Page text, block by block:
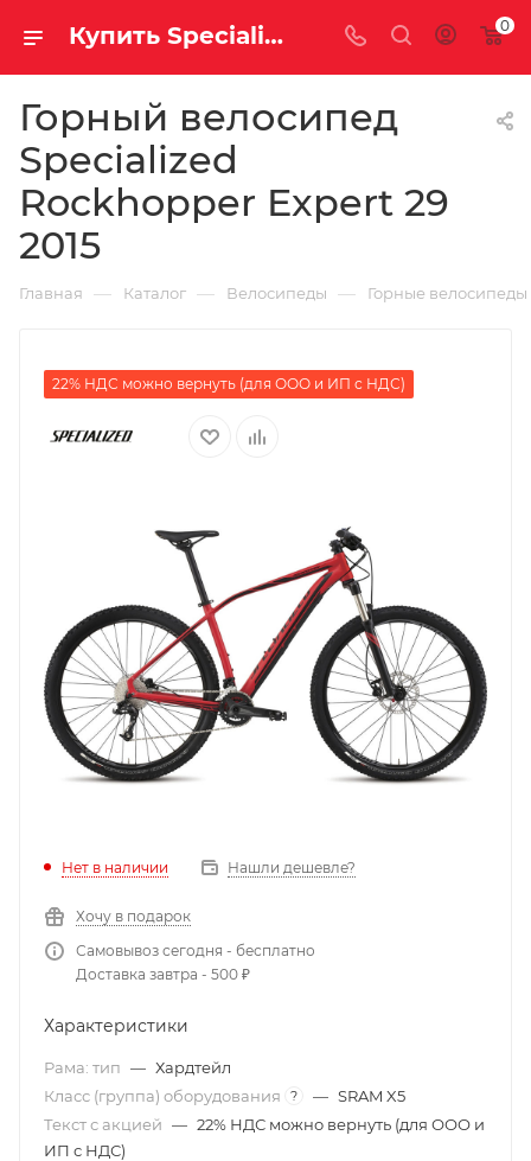
Купить Specialized Rockhopper Expert 29 2015 за рублей, а со скидкой 0
Горный велосипед
Specialized
Rockhopper Expert 29
2015
Главная — Каталог — Велосипеды — Горные велосипеды
22% НДС можно вернуть (для ООО и ИП с НДС)
Нет в наличии Нашли дешевле?
Хочу в подарок
Самовывоз сегодня - бесплатно
Доставка завтра - 500 ₽
Характеристики
Рама: тип — Хардтейл
Класс (группа) оборудования
? — SRAM X5
Текст с акцией — 22% НДС можно вернуть (для ООО и
ИП с НДС)